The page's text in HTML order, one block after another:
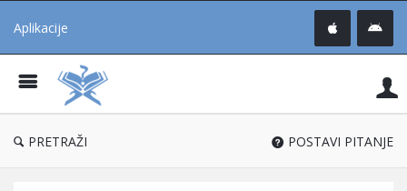
Aplikacije
®
PRETRAŽI POSTAVI PITANJE